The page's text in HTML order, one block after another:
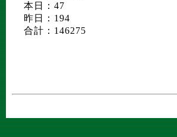
本日：47
昨日：194
合計：146275